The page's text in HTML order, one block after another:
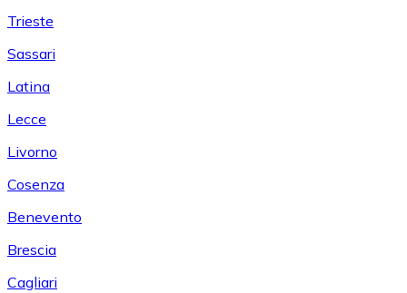
Trieste
Sassari
Latina
Lecce
Livorno
Cosenza
Benevento
Brescia
Cagliari